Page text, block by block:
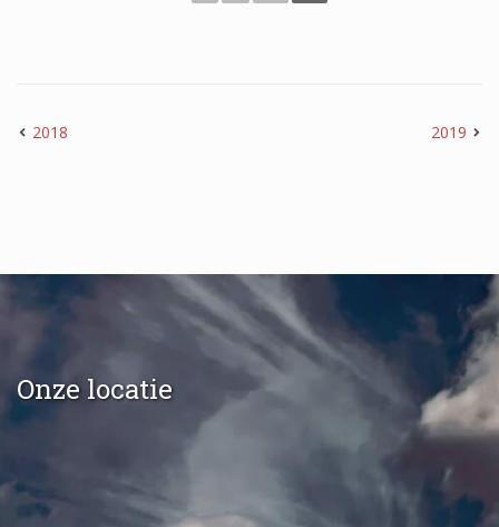
2021
2019
50 jarig bestaan 2019
2018 2019
Onze locatie